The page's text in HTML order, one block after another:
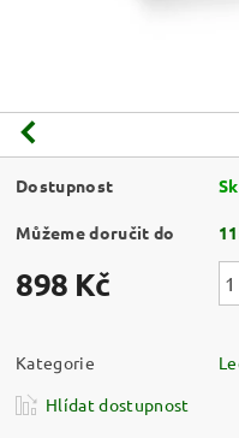
Dostupnost
Můžeme doručit do
898 Kč
Kategorie
Hlídat dostupnost